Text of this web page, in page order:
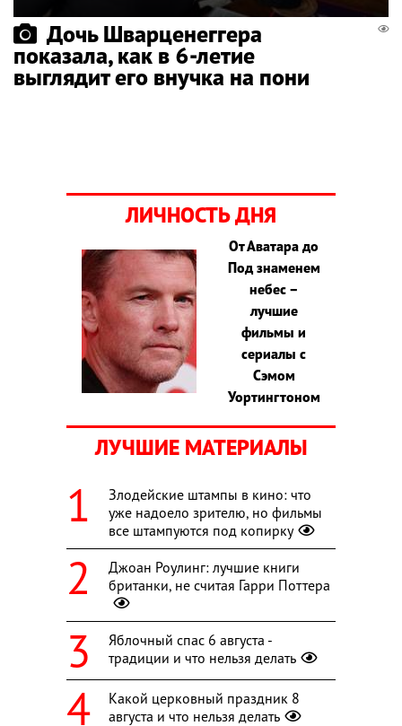
Дочь Шварценеггера
показала, как в 6-летие
выглядит его внучка на пони
ЛИЧНОСТЬ ДНЯ
От Аватара до
Под знаменем
небес –
лучшие
фильмы и
сериалы с
Сэмом
Уортингтоном
ЛУЧШИЕ МАТЕРИАЛЫ
Злодейские штампы в кино: что
уже надоело зрителю, но фильмы
все штампуются под копирку
Джоан Роулинг: лучшие книги
британки, не считая Гарри Поттера
Яблочный спас 6 августа -
традиции и что нельзя делать
Какой церковный праздник 8
августа и что нельзя делать